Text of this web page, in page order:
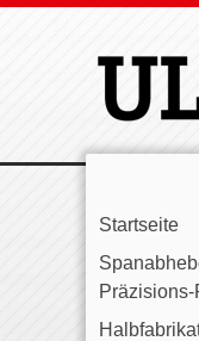
Startseite